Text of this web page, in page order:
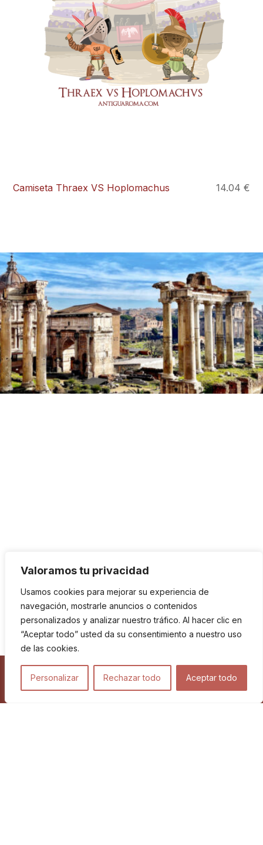
Valoramos tu privacidad
Usamos cookies para mejorar su experiencia de
navegación, mostrarle anuncios o contenidos
personalizados y analizar nuestro tráfico. Al hacer clic en
“Aceptar todo” usted da su consentimiento a nuestro uso
de las cookies.
Personalizar Rechazar todo Aceptar todo
Camiseta Thraex VS Hoplomachus 14.04 €